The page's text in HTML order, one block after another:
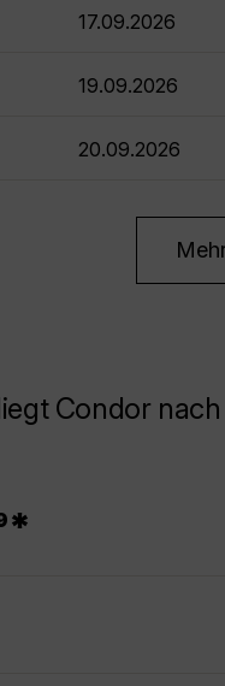
17.09.2026
19.09.2026
20.09.2026
Condor
*